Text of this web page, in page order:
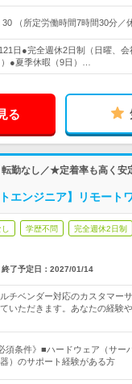
（所定労働時間7時間30分／
日●完全週休2日制（日曜、
●夏季休暇（9日）…
る
勤なし／★定着率も高く安
エンジニア】リモート
学歴不問 完全週休2日制
終了予定日： 2027/01/14
チベンダー対応のカスタマー
いただきます。あなたの経験
須条件》■ハードウェア（サー
）のサポート経験がある方